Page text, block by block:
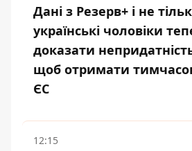
Дані з Резерв+ і не
українські чоловіки
доказати
щоб отримати
ЄС
12:15